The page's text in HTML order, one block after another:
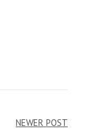
NEWER POST